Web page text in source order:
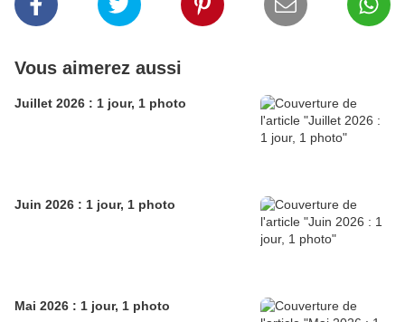
Vous aimerez aussi
Juillet 2026 : 1 jour, 1 photo
Juin 2026 : 1 jour, 1 photo
Mai 2026 : 1 jour, 1 photo